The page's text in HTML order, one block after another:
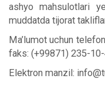
ashyo mahsulotlari
muddatda tijorat
Ma’lumot uchun
faks: (+99871) 235-10-
Elektron manzil: